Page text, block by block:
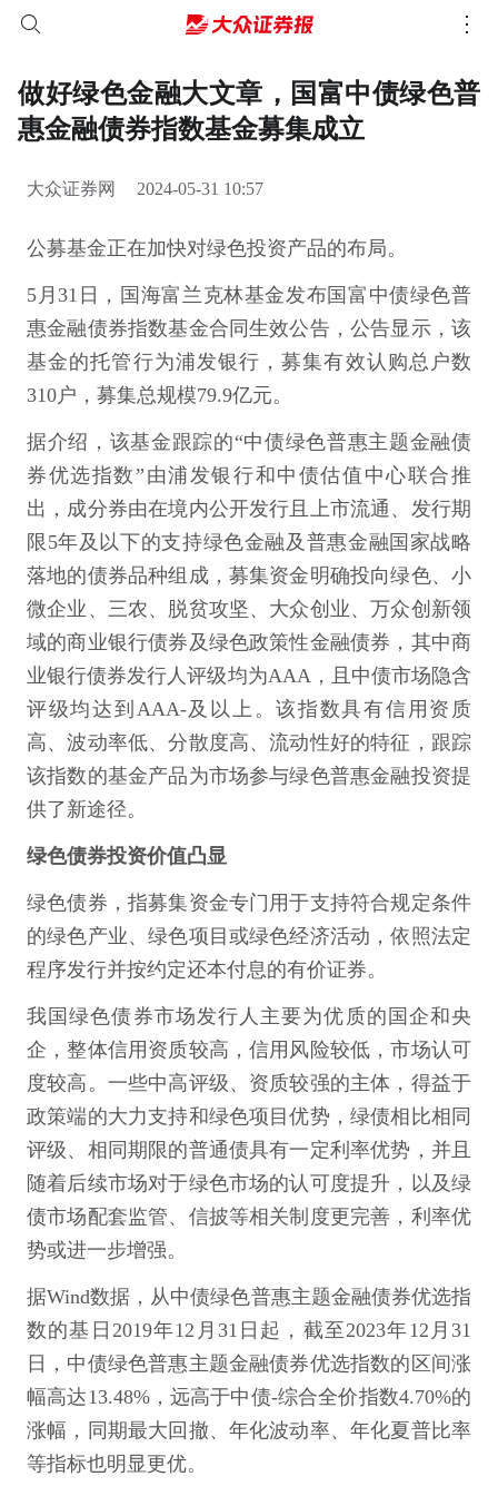
做好绿色金融大文章，国富中债绿色普
惠金融债券指数基金募集成立
大众证券网 2024-05-31 10:57
公募基金正在加快对绿色投资产品的布局。
5月31日，国海富兰克林基金发布国富中债绿色普
惠金融债券指数基金合同生效公告，公告显示，该
基金的托管行为浦发银行，募集有效认购总户数
310户，募集总规模79.9亿元。
据介绍，该基金跟踪的“中债绿色普惠主题金融债
券优选指数”由浦发银行和中债估值中心联合推
出，成分券由在境内公开发行且上市流通、发行期
限5年及以下的支持绿色金融及普惠金融国家战略
落地的债券品种组成，募集资金明确投向绿色、小
微企业、三农、脱贫攻坚、大众创业、万众创新领
域的商业银行债券及绿色政策性金融债券，其中商
业银行债券发行人评级均为AAA，且中债市场隐含
评级均达到AAA-及以上。该指数具有信用资质
高、波动率低、分散度高、流动性好的特征，跟踪
该指数的基金产品为市场参与绿色普惠金融投资提
供了新途径。
绿色债券投资价值凸显
绿色债券，指募集资金专门用于支持符合规定条件
的绿色产业、绿色项目或绿色经济活动，依照法定
程序发行并按约定还本付息的有价证券。
我国绿色债券市场发行人主要为优质的国企和央
企，整体信用资质较高，信用风险较低，市场认可
度较高。一些中高评级、资质较强的主体，得益于
政策端的大力支持和绿色项目优势，绿债相比相同
评级、相同期限的普通债具有一定利率优势，并且
随着后续市场对于绿色市场的认可度提升，以及绿
债市场配套监管、信披等相关制度更完善，利率优
势或进一步增强。
据Wind数据，从中债绿色普惠主题金融债券优选指
数的基日2019年12月31日起，截至2023年12月31
日，中债绿色普惠主题金融债券优选指数的区间涨
幅高达13.48%，远高于中债-综合全价指数4.70%的
涨幅，同期最大回撤、年化波动率、年化夏普比率
等指标也明显更优。